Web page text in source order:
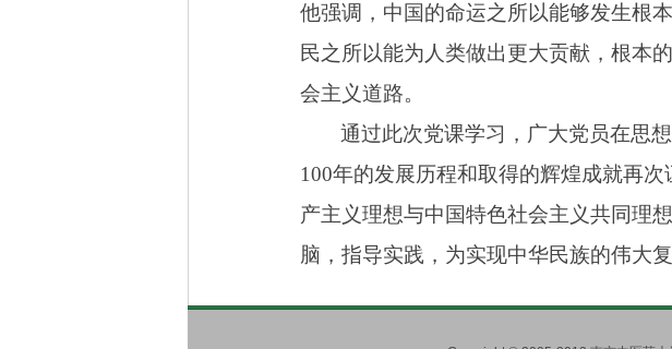
他强调，中国的命运之所以能够发生根
民之所以能为人类做出更大贡献，根本
会主义道路。
通过此次党课学习，广大党员在思
100年的发展历程和取得的辉煌成就再
产主义理想与中国特色社会主义共同理
脑，指导实践，为实现中华民族的伟大